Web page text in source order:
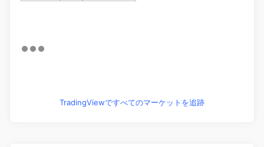
TradingViewですべてのマーケットを追跡